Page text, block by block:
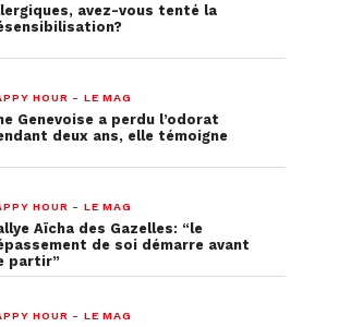
avez-vous tenté la
HOUR - LE MAG
Genevoise a perdu l’odorat
deux ans, elle témoigne
HOUR - LE MAG
Aïcha des Gazelles: “le
de soi démarre avant
partir”
HOUR - LE MAG